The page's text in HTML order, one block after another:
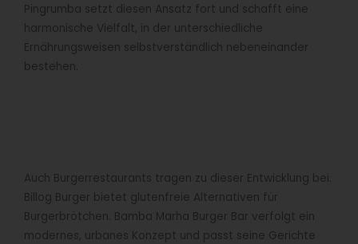
Pingrumba setzt diesen Ansatz fort und schafft eine
harmonische Vielfalt, in der unterschiedliche
Ernährungsweisen selbstverständlich nebeneinander
bestehen.
Auch Burgerrestaurants tragen zu dieser Entwicklung bei.
Billog Burger bietet glutenfreie Alternativen für
Burgerbrötchen. Bamba Marha Burger Bar verfolgt ein
modernes, urbanes Konzept und passt seine Gerichte